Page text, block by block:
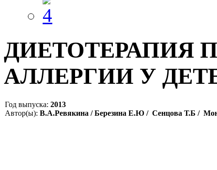
ДИЕТОТЕРАПИЯ
АЛЛЕРГИИ У
Год выпуска: 2013
Автор(ы): В.А.Ревякина / Березина Е.Ю / Сенцова Т.Б /